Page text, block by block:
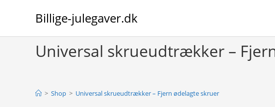
Billige-julegaver.dk
Universal skrueudtrækker –
> Shop > Universal skrueudtrækker – Fjern ødelagte skruer